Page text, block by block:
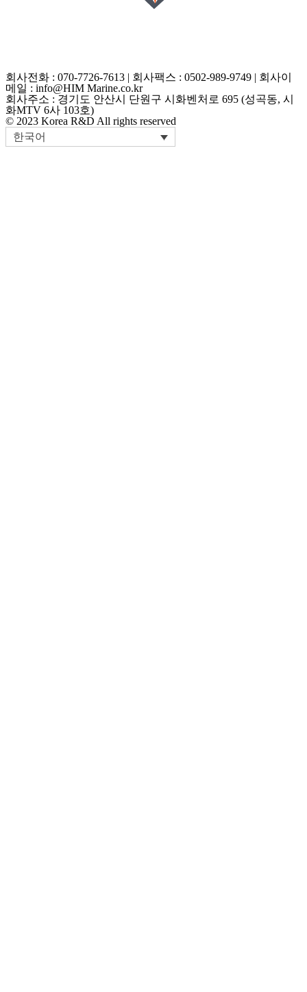
회사전화 : 070-7726-7613 | 회사팩스 : 0502-989-9749 | 회사이
메일 : info@HIM Marine.co.kr
회사주소 : 경기도 안산시 단원구 시화벤처로 695 (성곡동, 시
화MTV 6사 103호)
© 2023 Korea R&D All rights reserved
한국어